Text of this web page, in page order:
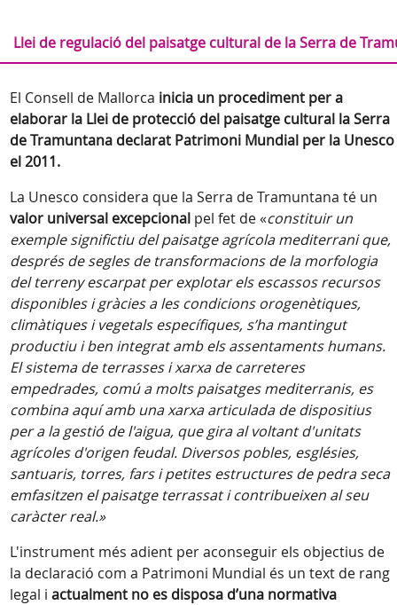
Llei de regulació del paisatge cultural de la Serra de
El Consell de Mallorca inicia un procediment per a
elaborar la Llei de protecció del paisatge cultural la Serra
de Tramuntana declarat Patrimoni Mundial per la Unesco
el 2011.
La Unesco considera que la Serra de Tramuntana té un
valor universal excepcional pel fet de «constituir un
exemple significtiu del paisatge agrícola mediterrani que,
després de segles de transformacions de la morfologia
del terreny escarpat per explotar els escassos recursos
disponibles i gràcies a les condicions orogenètiques,
climàtiques i vegetals específiques, s’ha mantingut
productiu i ben integrat amb els assentaments humans.
El sistema de terrasses i xarxa de carreteres
empedrades, comú a molts paisatges mediterranis, es
combina aquí amb una xarxa articulada de dispositius
per a la gestió de l'aigua, que gira al voltant d'unitats
agrícoles d'origen feudal. Diversos pobles, esglésies,
santuaris, torres, fars i petites estructures de pedra seca
emfasitzen el paisatge terrassat i contribueixen al seu
caràcter real.»
L'instrument més adient per aconseguir els objectius de
la declaració com a Patrimoni Mundial és un text de rang
legal i actualment no es disposa d’una normativa